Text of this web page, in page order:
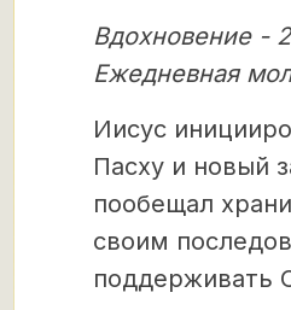
Вдохновение -
Ежедневная
Иисус
Пасху и новый
пообещал
своим
поддерживать